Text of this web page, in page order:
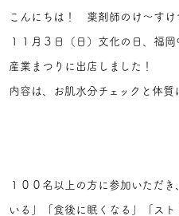
こんにちは！ 薬剤師のけ～すけ
１１月３日（日）文化の日、福
産業まつりに出店しました！
内容は、お肌水分チェックと体質
１００名以上の方に参加いただ
いる」「食後に眠くなる」「ス